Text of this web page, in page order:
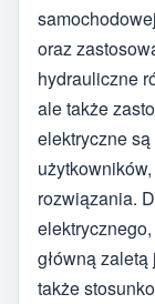
oraz
hydrauliczne
ale także
elektryczne
rozwiązania.
główną zaletą
także